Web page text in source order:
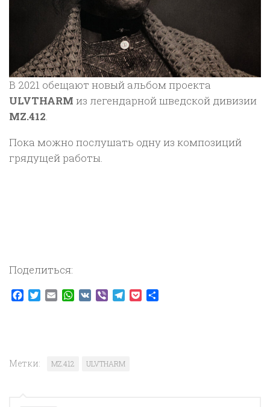
В 2021 обещают новый альбом проекта
ULVTHARM из легендарной шведской дивизии
MZ.412.
Пока можно послушать одну из композиций
грядущей работы.
Поделиться:
Facebook
TwitterEmailWhatsApp
VK ViberTelegram
Pocket
Метки: MZ.412 ULVTHARM